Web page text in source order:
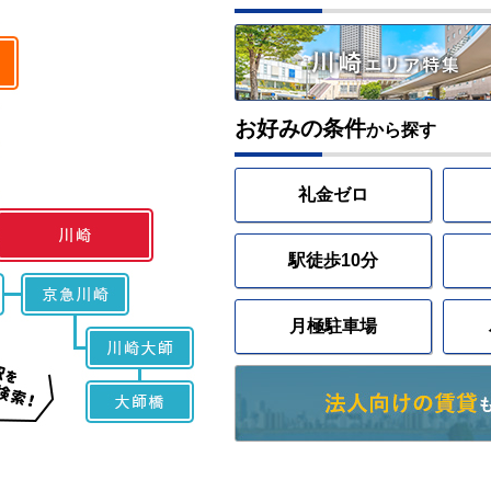
お好みの条件から探す
礼金ゼロ
駅徒歩10分
月極駐車場